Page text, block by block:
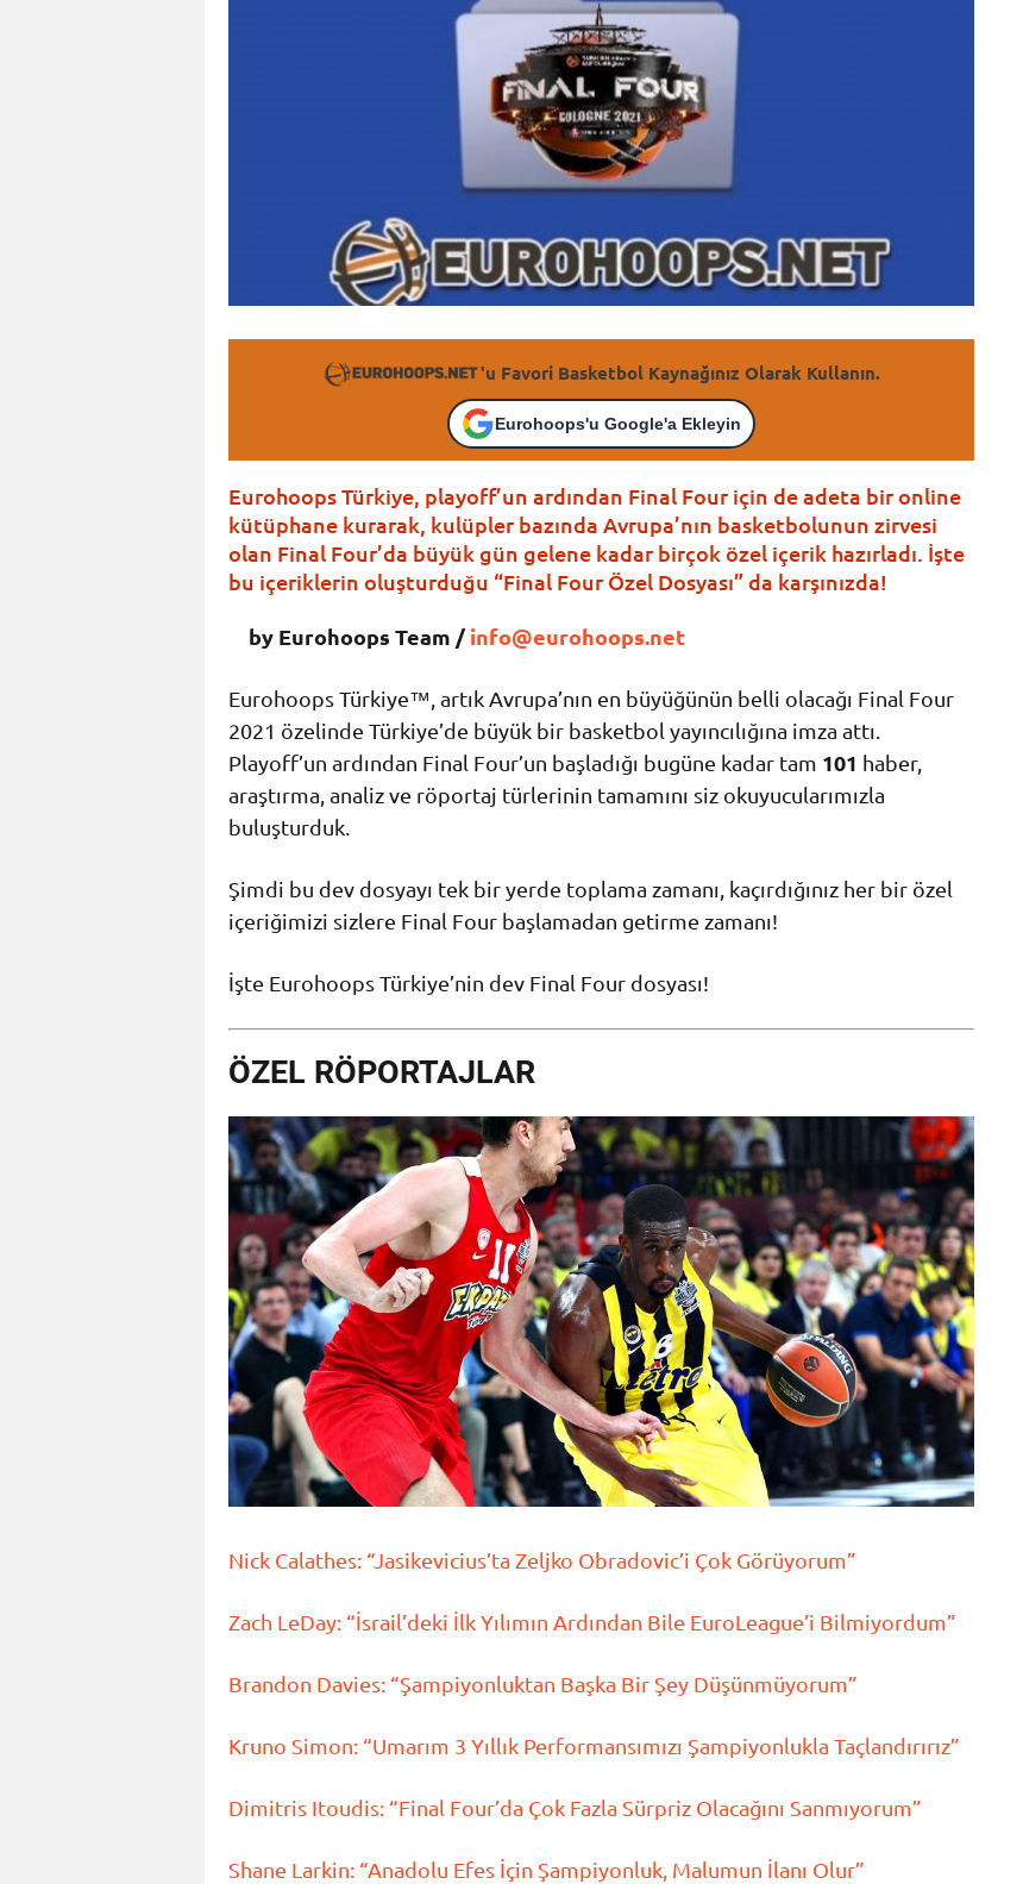
'u Favori Basketbol Kaynağınız Olarak Kullanın.
Eurohoops'u Google'a Ekleyin
Eurohoops Türkiye, playoff’un ardından Final Four için de adeta bir online
kütüphane kurarak, kulüpler bazında Avrupa’nın basketbolunun zirvesi
olan Final Four’da büyük gün gelene kadar birçok özel içerik hazırladı. İşte
bu içeriklerin oluşturduğu “Final Four Özel Dosyası” da karşınızda!
by Eurohoops Team /info@eurohoops.net
Eurohoops Türkiye™️, artık Avrupa’nın en büyüğünün belli olacağı Final Four
2021 özelinde Türkiye’de büyük bir basketbol yayıncılığına imza attı.
Playoff’un ardından Final Four’un başladığı bugüne kadar tam 101 haber,
araştırma, analiz ve röportaj türlerinin tamamını siz okuyucularımızla
buluşturduk.
Şimdi bu dev dosyayı tek bir yerde toplama zamanı, kaçırdığınız her bir özel
içeriğimizi sizlere Final Four başlamadan getirme zamanı!
İşte Eurohoops Türkiye’nin dev Final Four dosyası!
ÖZEL RÖPORTAJLAR
Nick Calathes: “Jasikevicius’ta Zeljko Obradovic’i Çok Görüyorum”
Zach LeDay: “İsrail’deki İlk Yılımın Ardından Bile EuroLeague’i Bilmiyordum”
Brandon Davies: “Şampiyonluktan Başka Bir Şey Düşünmüyorum”
Kruno Simon: “Umarım 3 Yıllık Performansımızı Şampiyonlukla Taçlandırırız”
Dimitris Itoudis: “Final Four’da Çok Fazla Sürpriz Olacağını Sanmıyorum”
Shane Larkin: “Anadolu Efes İçin Şampiyonluk, Malumun İlanı Olur”